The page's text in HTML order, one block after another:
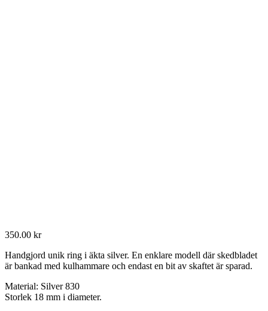
350.00 kr
Handgjord unik ring i äkta silver. En enklare modell där skedbladet
är bankad med kulhammare och endast en bit av skaftet är sparad.
Material: Silver 830
Storlek 18 mm i diameter.